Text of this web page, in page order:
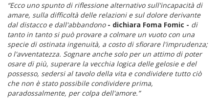
“Ecco uno spunto di riflessione alternativo sull'incapacità di
amare, sulla difficoltà delle relazioni e sul dolore derivante
dal distacco e dall'abbandono - dichiara Foma Fomic - di
tanto in tanto si può provare a colmare un vuoto con una
specie di ostinata ingenuità, a costo di sfiorare l'imprudenza;
o l'avventatezza. Sognare anche solo per un attimo di poter
osare di più, superare la vecchia logica delle gelosie e del
possesso, sedersi al tavolo della vita e condividere tutto ciò
che non è stato possibile condividere prima,
paradossalmente, per colpa dell'amore.”